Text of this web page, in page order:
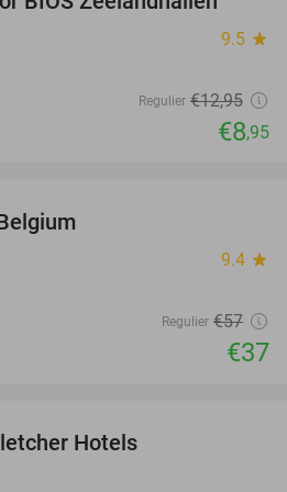
9.5 star
Regulier €12,95
€8,95
9.4 star
Regulier €57
€37
Hotels